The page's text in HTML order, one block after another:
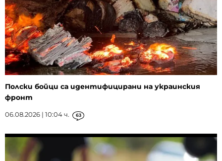
Полски бойци са идентифицирани на украинския
фронт
06.08.2026 | 10:04 ч. 63